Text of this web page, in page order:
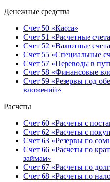
Денежные средства
Счет 50 «Касса»
Счет 51 «Расчетные
Счет 52 «Валютные
Счет 55 «Специальные
Счет 57 «Переводы в
Счет 58 «Финансовые
Счет 59 «Резервы под
вложений»
Расчеты
Счет 60 «Расчеты с
Счет 62 «Расчеты с
Счет 63 «Резервы по
Счет 66 «Расчеты по
займам»
Счет 67 «Расчеты по
Счет 68 «Расчеты по